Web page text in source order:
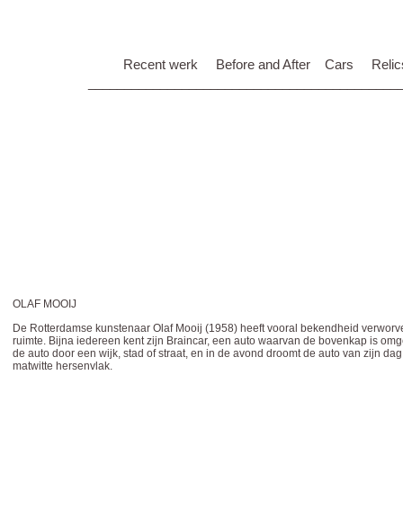
OLAF MOOIJ
De Rotterdamse kunstenaar Olaf Mooij (1958) heeft vooral bekendheid
ruimte. Bijna iedereen kent zijn Braincar, een auto waarvan de bovenkap is
de auto door een wijk, stad of straat, en in de avond droomt de auto van zijn
matwitte hersenvlak.
Recent werk Before and After Cars